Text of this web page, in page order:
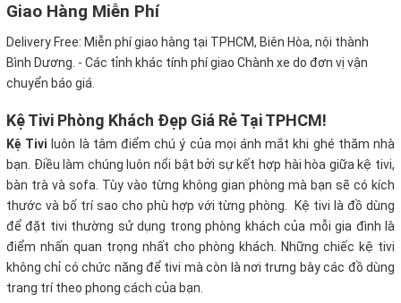
Giao Hàng Miễn Phí
Delivery Free: Miễn phí giao hàng tại TPHCM, Biên Hòa, nội thành
Bình Dương. - Các tỉnh khác tính phí giao Chành xe do đơn vị vận
chuyển báo giá.
Kệ Tivi Phòng Khách Đẹp Giá Rẻ Tại TPHCM!
Kệ Tivi luôn là tâm điểm chú ý của mọi ánh mắt khi ghé thăm nhà
bạn. Điều làm chúng luôn nổi bật bởi sự kết hợp hài hòa giữa kệ tivi,
bàn trà và sofa. Tùy vào từng không gian phòng mà bạn sẽ có kích
thước và bố trí sao cho phù hợp với từng phòng. Kệ tivi là đồ dùng
để đặt tivi thường sử dụng trong phòng khách của mỗi gia đình là
điểm nhấn quan trọng nhất cho phòng khách. Những chiếc kệ tivi
không chỉ có chức năng để tivi mà còn là nơi trưng bày các đồ dùng
trang trí theo phong cách của bạn.